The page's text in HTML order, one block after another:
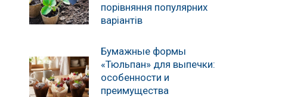
порівняння популярних
варіантів
Бумажные формы
«Тюльпан» для выпечки:
особенности и
преимущества